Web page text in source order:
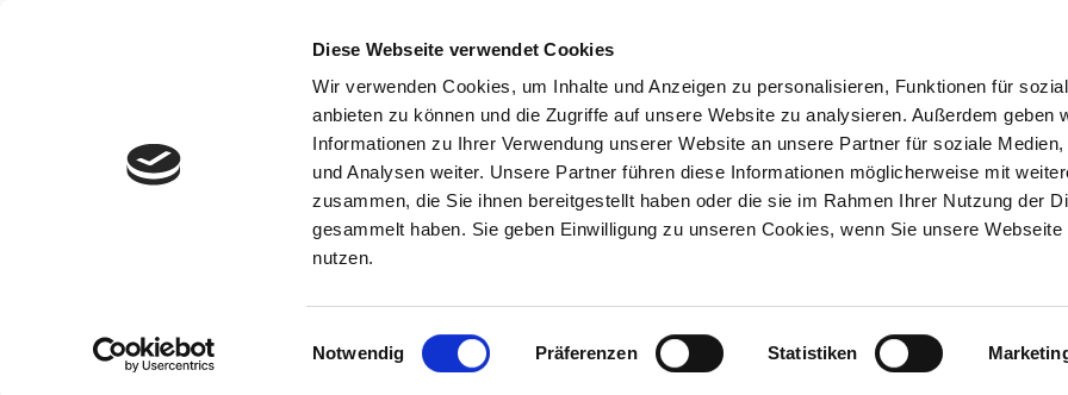
Diese Webseite verwendet Cookies
Wir verwenden Cookies, um Inhalte und Anzeigen zu personalisieren, Funktionen für
anbieten zu können und die Zugriffe auf unsere Website zu analysieren. Außerdem geben
Informationen zu Ihrer Verwendung unserer Website an unsere Partner für soziale Medien,
und Analysen weiter. Unsere Partner führen diese Informationen möglicherweise mit
zusammen, die Sie ihnen bereitgestellt haben oder die sie im Rahmen Ihrer Nutzung der
gesammelt haben. Sie geben Einwilligung zu unseren Cookies, wenn Sie unsere Webseite
nutzen.
Einwilligungsauswahl
Notwendig Präferenzen Statistiken
Die Naturkäserei Käse